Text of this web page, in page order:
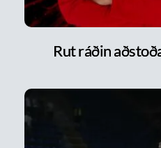
Rut ráðin